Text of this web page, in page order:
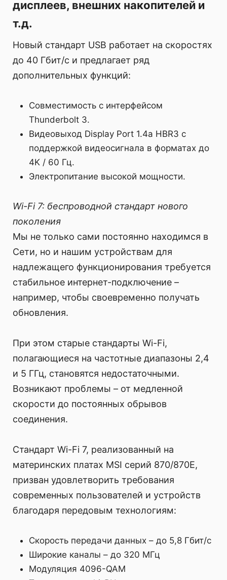
дисплеев, внешних накопителей и
т.д.
Новый стандарт USB работает на скоростях
до 40 Гбит/с и предлагает ряд
дополнительных функций:
Совместимость с интерфейсом
Thunderbolt 3.
Видеовыход Display Port 1.4a HBR3 с
поддержкой видеосигнала в форматах до
4K / 60 Гц.
Электропитание высокой мощности.
Wi-Fi 7: беспроводной стандарт нового
поколения
Мы не только сами постоянно находимся в
Сети, но и нашим устройствам для
надлежащего функционирования требуется
стабильное интернет-подключение –
например, чтобы своевременно получать
обновления.
При этом старые стандарты Wi-Fi,
полагающиеся на частотные диапазоны 2,4
и 5 ГГц, становятся недостаточными.
Возникают проблемы – от медленной
скорости до постоянных обрывов
соединения.
Стандарт Wi-Fi 7, реализованный на
материнских платах MSI серий 870/870E,
призван удовлетворить требования
современных пользователей и устройств
благодаря передовым технологиям:
Скорость передачи данных – до 5,8 Гбит/с
Широкие каналы – до 320 МГц
Модуляция 4096-QAM